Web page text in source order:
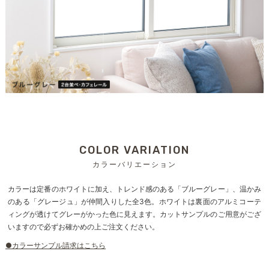
COLOR VARIATION
カラーバリエーション
カラーは定番のホワイトに加え、トレンド感のある「ブルーグレー」、温かみ
のある「グレージュ」が仲間入りした全3色。ホワイトは裏面のアルミコーテ
ィングが透けてグレーがかった色に見えます。カットサンプルのご用意がござ
いますので必ずお確かめの上ご注文ください。
●カラーサンプル請求はこちら